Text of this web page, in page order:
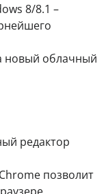
8/8.1 –
новый облачный
редактор
позволит